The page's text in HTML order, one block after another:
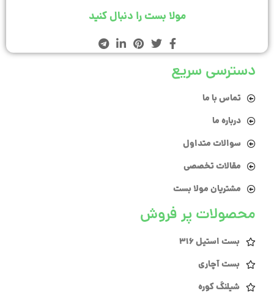
مولا بست را دنبال کنید
دسترسی سریع
تماس با ما
درباره ما
سوالات متداول
مقالات تخصصی
مشتریان مولا بست
محصولات پر فروش
بست استیل 316
بست آچاری
شیلنگ کوره